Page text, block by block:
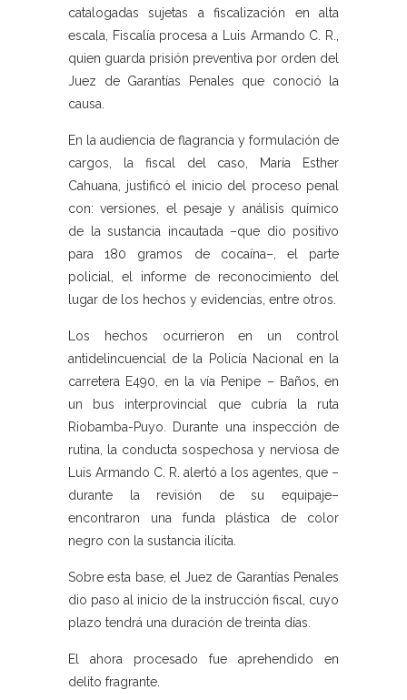
catalogadas sujetas a fiscalización en alta
escala, Fiscalía procesa a Luis Armando C. R.,
quien guarda prisión preventiva por orden del
Juez de Garantías Penales que conoció la
causa.
En la audiencia de flagrancia y formulación de
cargos, la fiscal del caso, María Esther
Cahuana, justificó el inicio del proceso penal
con: versiones, el pesaje y análisis químico
de la sustancia incautada –que dio positivo
para 180 gramos de cocaína–, el parte
policial, el informe de reconocimiento del
lugar de los hechos y evidencias, entre otros.
Los hechos ocurrieron en un control
antidelincuencial de la Policía Nacional en la
carretera E490, en la vía Penipe – Baños, en
un bus interprovincial que cubría la ruta
Riobamba-Puyo. Durante una inspección de
rutina, la conducta sospechosa y nerviosa de
Luis Armando C. R. alertó a los agentes, que –
durante la revisión de su equipaje–
encontraron una funda plástica de color
negro con la sustancia ilícita.
Sobre esta base, el Juez de Garantías Penales
dio paso al inicio de la instrucción fiscal, cuyo
plazo tendrá una duración de treinta días.
El ahora procesado fue aprehendido en
delito fragrante.